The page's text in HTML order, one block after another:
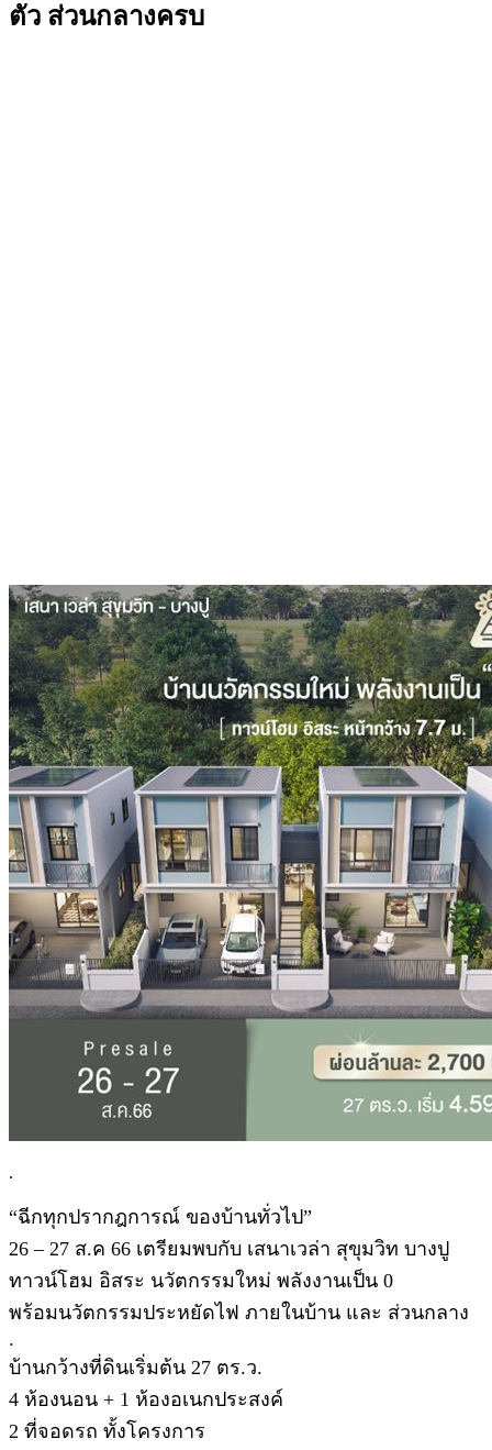
ตัว ส่วนกลางครบ
.
“ฉีกทุกปรากฎการณ์ ของบ้านทั่วไป”
26 – 27 ส.ค 66 เตรียมพบกับ เสนาเวล่า สุขุมวิท บางปู
ทาวน์โฮม อิสระ นวัตกรรมใหม่ พลังงานเป็น 0
พร้อมนวัตกรรมประหยัดไฟ ภายในบ้าน และ ส่วนกลาง
.
บ้านกว้างที่ดินเริ่มต้น 27 ตร.ว.
4 ห้องนอน + 1 ห้องอเนกประสงค์
2 ที่จอดรถ ทั้งโครงการ